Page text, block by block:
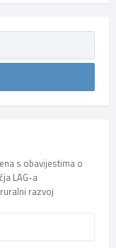
s obavijestima o
LAG-a
razvoj